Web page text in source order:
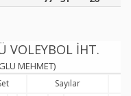
VOLEYBOL İHT.
MEHMET)
Sayılar